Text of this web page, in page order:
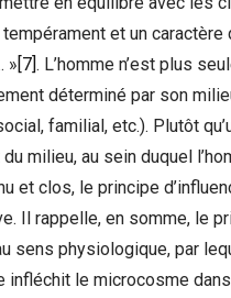
et un caractère
» [7] . L’homme n’est plus
déterminé par son
familial, etc.). Plutôt
milieu, au sein duquel
et clos, le principe
Il rappelle, en somme, le
sens physiologique, par
infléchit le microcosme